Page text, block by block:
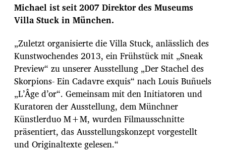
Michael ist seit 2007 Direktor des Museums
Villa Stuck in München.
„Zuletzt organisierte die Villa Stuck, anlässlich des
Kunstwochendes 2013, ein Frühstück mit „Sneak
Preview“ zu unserer Ausstellung „Der Stachel des
Skorpions- Ein Cadavre exquis“ nach Louis Buñuels
„L’Âge d’or“. Gemeinsam mit den Initiatoren und
Kuratoren der Ausstellung, dem Münchner
Künstlerduo M+M, wurden Filmausschnitte
präsentiert, das Ausstellungskonzept vorgestellt
und Originaltexte gelesen.“